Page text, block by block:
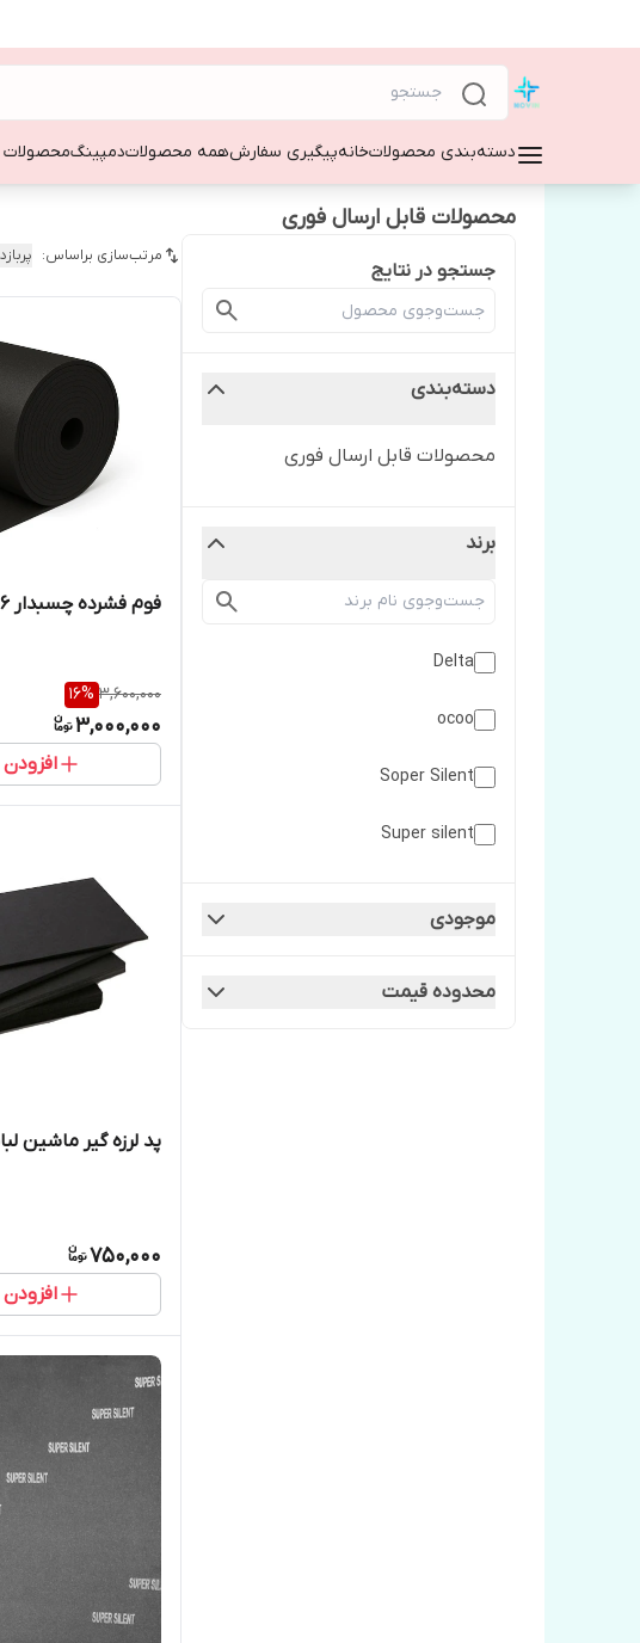
دسته‌بندی محصولاتخانهپیگیری سفارشهمه محصولاتدمپینگمحصولات
محصولات قابل ارسال فوری
جستجو در نتایج
دسته‌بندی
محصولات قابل ارسال فوری
برند
Delta
ocoo
Soper Silent
Super silent
موجودی
محدوده قیمت
مرتب‌سازی براساس:
فوم فشرده چسبدار ۶ میلی متر
3,600,000
16%
3,000,000
پد لرزه گیر ماشین
750,000